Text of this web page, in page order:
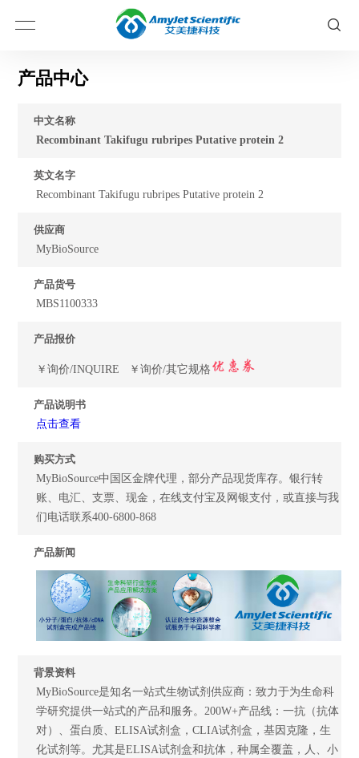
产品中心
中文名称
Recombinant Takifugu rubripes Putative protein 2
英文名字
Recombinant Takifugu rubripes Putative protein 2
供应商
MyBioSource
产品货号
MBS1100333
产品报价
￥询价/INQUIRE ￥询价/其它规格
产品说明书
点击查看
购买方式
MyBioSource中国区金牌代理，部分产品现货库存。银行转
账、电汇、支票、现金，在线支付宝及网银支付，或直接与我
们电话联系400-6800-868
产品新闻
背景资料
MyBioSource是知名一站式生物试剂供应商：致力于为生命科
学研究提供一站式的产品和服务。200W+产品线：一抗（抗体
对）、蛋白质、ELISA试剂盒，CLIA试剂盒，基因克隆，生
化试剂等。尤其是ELISA试剂盒和抗体，种属全覆盖，人、小